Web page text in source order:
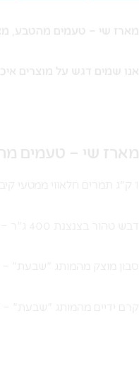
מארז שי – טעמים מהטבע,
אנו שמים דגש על מוצרים
מארז שי – טעמים
דבש טהור בצנצנת 400 ג"ר – דבש פרחי בר ממכוורת כנרת.
סבון מוצק מהמותג "שבעת" –
קרם ידיים מהמותג "שבעת" –